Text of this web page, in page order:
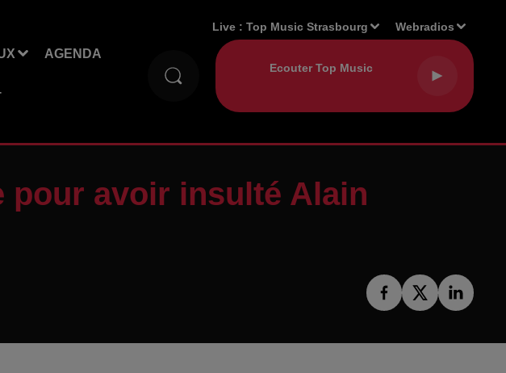
AGENDA
Live :Top Music Strasbourg Webradios
pour avoir insulté Alain